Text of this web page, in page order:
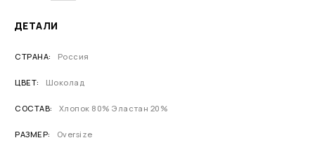
ДЕТАЛИ
СТРАНА Россия
ЦВЕТ Шоколад
СОСТАВ Хлопок 80% Эластан 20%
РАЗМЕР Oversize